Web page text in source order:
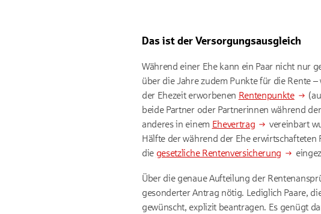
Das ist der Versorgungsausgleich
Während einer Ehe kann ein Paar nicht nur
über die Jahre zudem Punkte für die Rente
der Ehezeit erworbenen Rentenpunkte
beide Partner oder Partnerinnen während
anderes in einem Ehevertrag
vereinbart
Hälfte der während der Ehe
die gesetzliche Rentenversicherung
Über die genaue Aufteilung der
gesonderter Antrag nötig. Lediglich Paare,
gewünscht, explizit beantragen. Es genügt